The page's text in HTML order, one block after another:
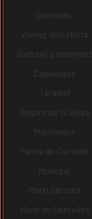
Cardedeu
Vicenç dels Horts
Sadurní d´Osormort
Capellades
Taradell
Fogars de la Selva
Montmajor
Palma de Cervelló
Montgat
Martí Sarroca
Martí de Centelles